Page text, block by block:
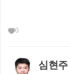
재건축대상주택
[ 관련법령 ]
소득세법 시행령
0
심현